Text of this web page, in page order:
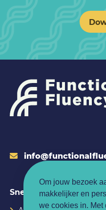
Om jouw bezoek
makkelijker en
we cookies in.
Snelle links